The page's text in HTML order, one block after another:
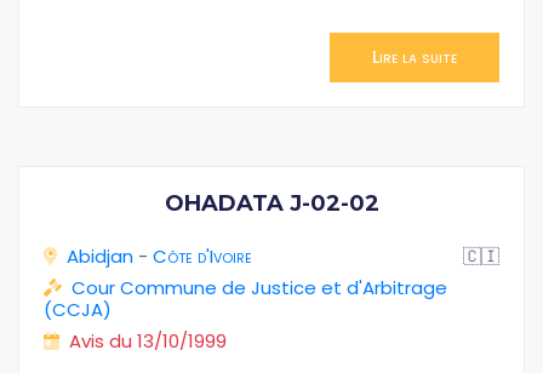
Lire la suite
OHADATA J-02-02
Abidjan - Côte d'Ivoire
🇨🇮
Cour Commune de Justice et d'Arbitrage
(CCJA)
Avis du 13/10/1999